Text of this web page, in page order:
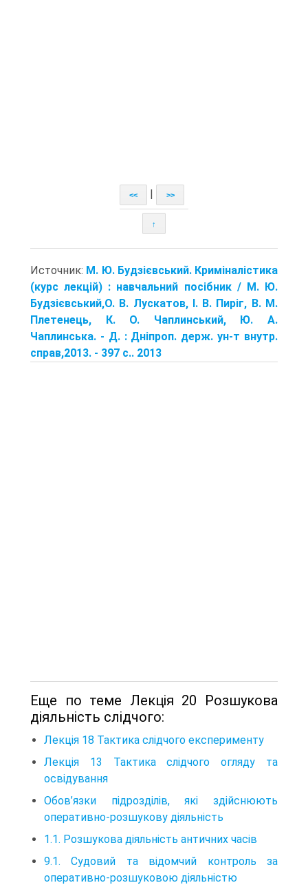
<< >>
↑
Источник: М. Ю. Будзієвський. Криміналістика
(курс лекцій) : навчальний посібник / М. Ю.
Будзієвський,О. В. Лускатов, І. В. Пиріг, В. М.
Плетенець, К. О. Чаплинський, Ю. А.
Чаплинська. - Д. : Дніпроп. держ. ун-т внутр.
справ,2013. - 397 с.. 2013
Еще по теме Лекція 20 Розшукова
діяльність слідчого:
Лекція 18 Тактика слідчого експерименту
Лекція 13 Тактика слідчого огляду та
освідування
Обов’язки підрозділів, які здійснюють
оперативно-розшукову діяльність
1.1. Розшукова діяльність античних часів
9.1. Судовий та відомчий контроль за
оперативно-розшуковою діяльністю